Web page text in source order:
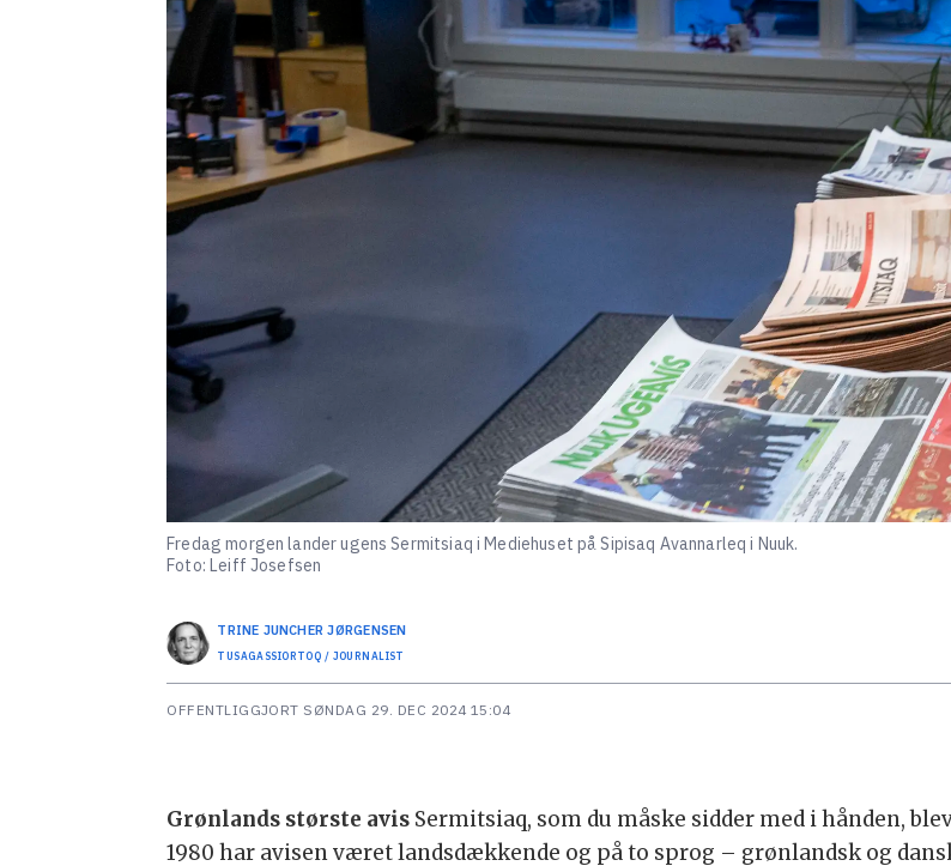
Fredag morgen lander ugens Sermitsiaq i Mediehuset på Sipisaq Avannarleq i Nuuk.
Foto: Leiff Josefsen
TRINE JUNCHER JØRGENSEN
TUSAGASSIORTOQ / JOURNALIST
OFFENTLIGGJORT SØNDAG 29. DEC 2024 15:04
Grønlands største avis Sermitsiaq, som du måske sidder med i hånden,
1980 har avisen været landsdækkende og på to sprog – grønlandsk og